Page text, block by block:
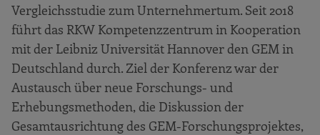
Vergleichsstudie zum Unternehmertum. Seit 2018
führt das RKW Kompetenzzentrum in Kooperation
mit der Leibniz Universität Hannover den GEM in
Deutschland durch. Ziel der Konferenz war der
Austausch über neue Forschungs- und
Erhebungsmethoden, die Diskussion der
Gesamtausrichtung des GEM-Forschungsprojektes,